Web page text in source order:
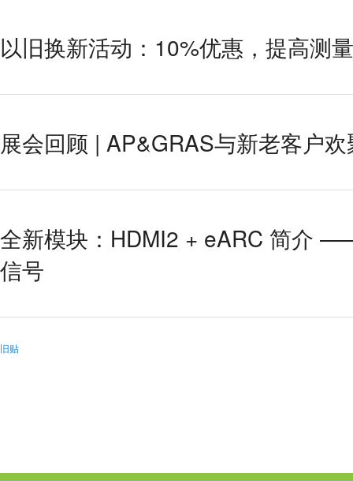
以旧换新活动：10%优惠，提高测
展会回顾 | AP&GRAS与新老客户
全新模块：HDMI2 + eARC 简介
信号
旧贴